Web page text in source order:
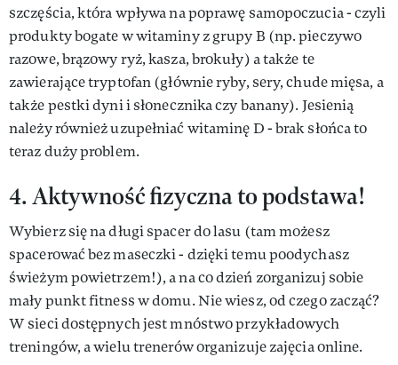
szczęścia, która wpływa na poprawę samopoczucia - czyli
produkty bogate w witaminy z grupy B (np. pieczywo
razowe, brązowy ryż, kasza, brokuły) a także te
zawierające tryptofan (głównie ryby, sery, chude mięsa, a
także pestki dyni i słonecznika czy banany). Jesienią
należy również uzupełniać witaminę D - brak słońca to
teraz duży problem.
4. Aktywność fizyczna to podstawa!
Wybierz się na długi spacer do lasu (tam możesz
spacerować bez maseczki - dzięki temu poodychasz
świeżym powietrzem!), a na co dzień zorganizuj sobie
mały punkt fitness w domu. Nie wiesz, od czego zacząć?
W sieci dostępnych jest mnóstwo przykładowych
treningów, a wielu trenerów organizuje zajęcia online.